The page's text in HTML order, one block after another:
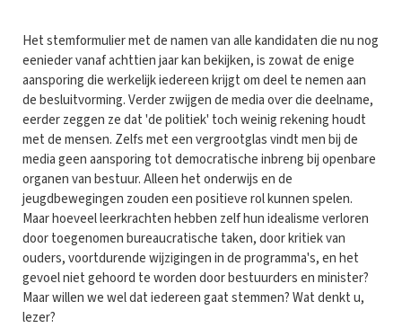
Het stemformulier met de namen van alle kandidaten die nu nog
eenieder vanaf achttien jaar kan bekijken, is zowat de enige
aansporing die werkelijk iedereen krijgt om deel te nemen aan
de besluitvorming. Verder zwijgen de media over die deelname,
eerder zeggen ze dat 'de politiek' toch weinig rekening houdt
met de mensen. Zelfs met een vergrootglas vindt men bij de
media geen aansporing tot democratische inbreng bij openbare
organen van bestuur. Alleen het onderwijs en de
jeugdbewegingen zouden een positieve rol kunnen spelen.
Maar hoeveel leerkrachten hebben zelf hun idealisme verloren
door toegenomen bureaucratische taken, door kritiek van
ouders, voortdurende wijzigingen in de programma's, en het
gevoel niet gehoord te worden door bestuurders en minister?
Maar willen we wel dat iedereen gaat stemmen? Wat denkt u,
lezer?